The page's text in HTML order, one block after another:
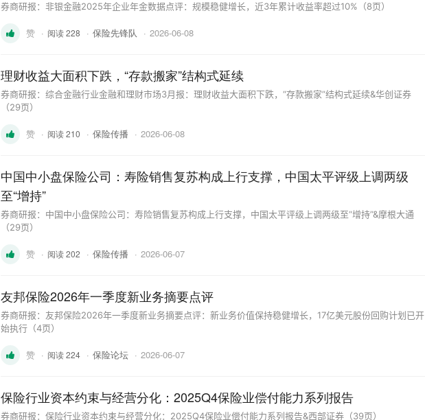
券商研报：非银金融2025年企业年金数据点评：规模稳健增长，近3年累计收益率超过10%（8页）
赞 · 阅读 228 · 保险先锋队 · 2026-06-08
理财收益大面积下跌，“存款搬家”结构式延续
券商研报：综合金融行业金融和理财市场3月报：理财收益大面积下跌，“存款搬家”结构式延续&华创证券
（29页）
赞 · 阅读 210 · 保险传播 · 2026-06-08
中国中小盘保险公司：寿险销售复苏构成上行支撑，中国太平评级上调两级
至“增持”
券商研报：中国中小盘保险公司：寿险销售复苏构成上行支撑，中国太平评级上调两级至“增持”&摩根大通
（29页）
赞 · 阅读 202 · 保险传播 · 2026-06-07
友邦保险2026年一季度新业务摘要点评
券商研报：友邦保险2026年一季度新业务摘要点评：新业务价值保持稳健增长，17亿美元股份回购计划已开
始执行（4页）
赞 · 阅读 224 · 保险论坛 · 2026-06-07
保险行业资本约束与经营分化：2025Q4保险业偿付能力系列报告
券商研报：保险行业资本约束与经营分化：2025Q4保险业偿付能力系列报告&西部证券（39页）